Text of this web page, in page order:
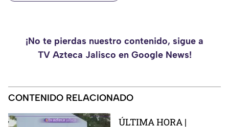
¡No te pierdas nuestro contenido, sigue a
TV Azteca Jalisco en Google News!
CONTENIDO RELACIONADO
ÚLTIMA HORA |